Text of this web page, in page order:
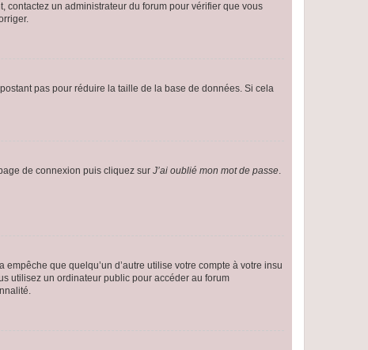
contactez un administrateur du forum pour vérifier que vous
pas pour réduire la taille de la base de données. Si cela
de connexion puis cliquez sur J’ai oublié mon mot de passe.
que quelqu’un d’autre utilise votre compte à votre insu
utilisez un ordinateur public pour accéder au forum